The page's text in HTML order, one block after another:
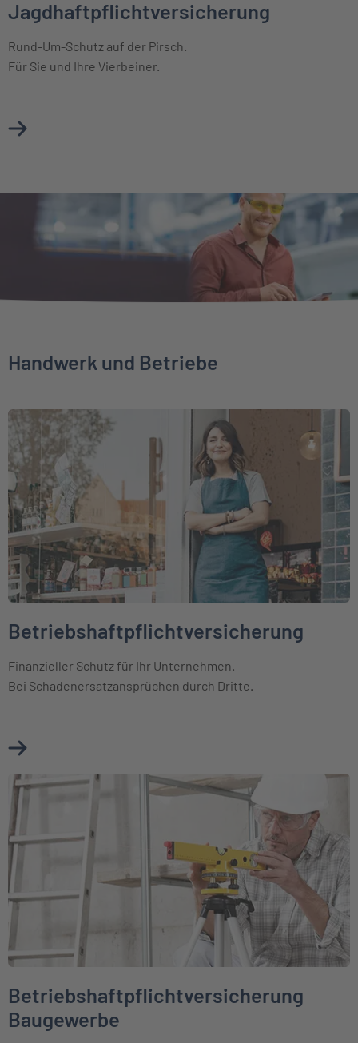
Jagdhaftpflichtversicherung
Rund-Um-Schutz auf der Pirsch.
Für Sie und Ihre Vierbeiner.
Mehr über Jagdhaftpflichtversicherung erfahren
Handwerk und Betriebe
Weiter zu Betriebshaftpflichtversicherung
Betriebshaftpflichtversicherung
Finanzieller Schutz für Ihr Unternehmen.
Bei Schadenersatzansprüchen durch Dritte.
Mehr über Betriebshaftpflichtversicherung erfahren
Weiter zu Betriebshaftpflichtversicherung Baugewerbe
Betriebshaftpflichtversicherung
Baugewerbe